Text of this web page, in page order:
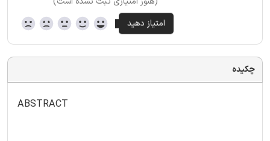
چکیده
ABSTRACT